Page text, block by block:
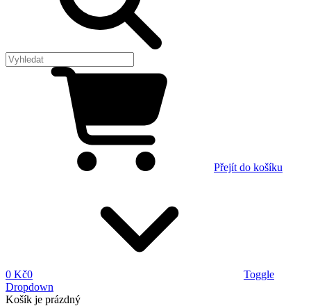
Přejít do košíku
0 Kč0
Toggle
Dropdown
Košík je prázdný